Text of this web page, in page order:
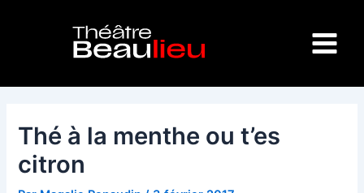
Menu
Thé à la menthe ou t’es
citron